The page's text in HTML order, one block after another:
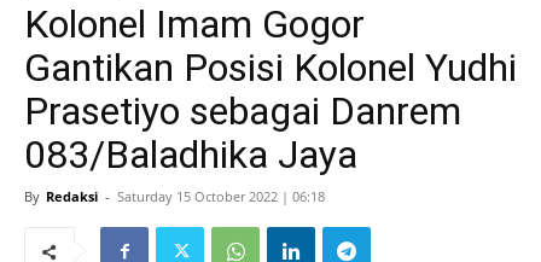
Kolonel Imam Gogor
Gantikan Posisi Kolonel Yudhi
Prasetiyo sebagai Danrem
083/Baladhika Jaya
By Redaksi - Saturday 15 October 2022 | 06:18